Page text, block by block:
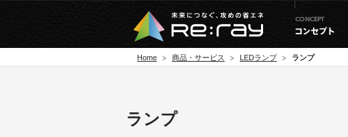
Home 商品・サービス LEDランプ ランプ
ランプ